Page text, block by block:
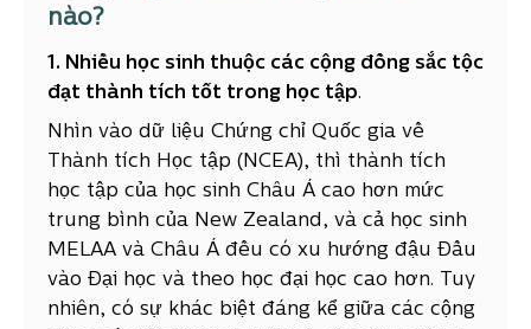
nào?
1. Nhiều học sinh thuộc các cộng đồng sắc tộc
đạt thành tích tốt trong học tập.
Nhìn vào dữ liệu Chứng chỉ Quốc gia về
Thành tích Học tập (NCEA), thì thành tích
học tập của học sinh Châu Á cao hơn mức
trung bình của New Zealand, và cả học sinh
MELAA và Châu Á đều có xu hướng đậu Đầu
vào Đại học và theo học đại học cao hơn. Tuy
nhiên, có sự khác biệt đáng kể giữa các cộng